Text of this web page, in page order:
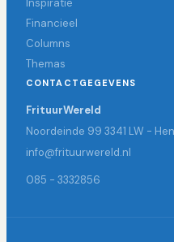
Inspiratie
Financieel
Columns
Themas
CONTACTGEGEVENS
FrituurWereld
Noordeinde 99 3341 LW -
info@frituurwereld.nl
085 - 3332856